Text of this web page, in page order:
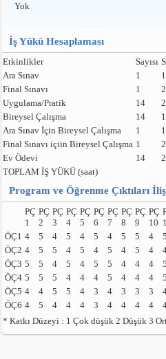
Yok
İş Yükü Hesaplaması
Etkinlikler Sayısı
Ara Sınav
1 1
Final Sınavı
1 2
Uygulama/Pratik
14 2
Bireysel Çalışma
14 1
Ara Sınav İçin Bireysel Çalışma
1
Final Sınavı içiin Bireysel Çalışma 1
Ev Ödevi
14 2
TOPLAM İŞ YÜKÜ (saat)
Program ve Öğrenme Çıktıları
PÇ
1
PÇ
2
PÇ
3
PÇ
4
PÇ
5
PÇ
6
PÇ
7
PÇ
8
PÇ
9
PÇ
10
ÖÇ1 4 5 4 5 4 5 4 5 5 4 5
ÖÇ2 4 5 5 4 5 4 5 4 5 4
ÖÇ3 5 5 4 5 4 5 5 4 4 4 5
ÖÇ4 5 5 5 4 4 4 5 4 4 4 5
ÖÇ5 4 4 5 5 4 3 4 3 3 3
ÖÇ6 4 5 4 4 4 3 4 4 4 4
* Katkı Düzeyi : 1 Çok düşük 2 Düşük 3